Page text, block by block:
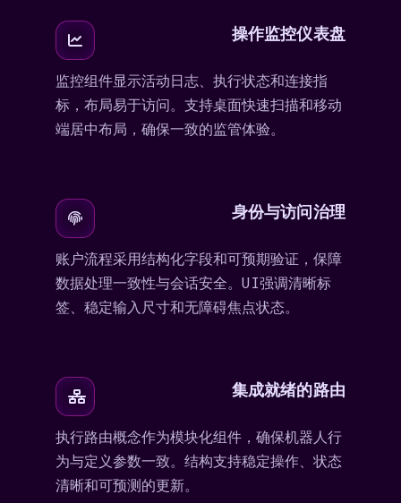
操作监控仪表盘
监控组件显示活动日志、执行状态和连接指
标，布局易于访问。支持桌面快速扫描和移动
端居中布局，确保一致的监管体验。
身份与访问治理
账户流程采用结构化字段和可预期验证，保障
数据处理一致性与会话安全。UI强调清晰标
签、稳定输入尺寸和无障碍焦点状态。
集成就绪的路由
执行路由概念作为模块化组件，确保机器人行
为与定义参数一致。结构支持稳定操作、状态
清晰和可预测的更新。